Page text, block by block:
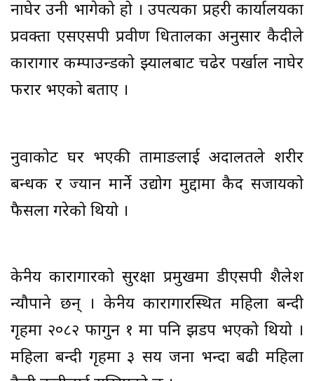
नाघेर उनी भागेको हो । उपत्यका प्रहरी कार्यालयका
प्रवक्ता एसएसपी प्रवीण धितालका अनुसार कैदीले
कारागार कम्पाउन्डको झ्यालबाट चढेर पर्खाल नाघेर
फरार भएको बताए ।
नुवाकोट घर भएकी तामाङलाई अदालतले शरीर
बन्धक र ज्यान मार्ने उद्योग मुद्दामा कैद सजायको
फैसला गरेको थियो ।
केन्द्रीय कारागारको सुरक्षा प्रमुखमा डीएसपी शैलेश
न्यौपाने छन् । केन्द्रीय कारागारस्थित महिला बन्दी
गृहमा २०८२ फागुन १ मा पनि झडप भएको थियो ।
महिला बन्दी गृहमा ३ सय जना भन्दा बढी महिला